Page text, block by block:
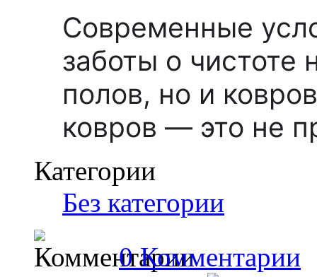
Современные
заботы о чистоте
полов, но и
ковров — это не
Категории
Без категории
0 Комментарии